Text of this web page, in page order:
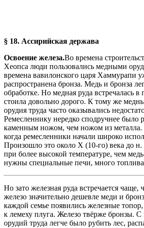
§ 18. Ассирийская держава
Освоение железа.Во времена
Хеопса люди пользовались медными
времена вавилонского царя Хаммурапи
распространена бронза. Медь и бронза
обработке. Но медная руда встречалась в
стоила довольно дорого. К тому же
орудия труда часто оказывались
Ремесленнику нередко сподручнее было
каменным ножом, чем ножом из металла.
когда ремесленники начали широко
Произошло это около Х (10-го) века до н.
при более высокой температуре, чем
нужны специальные печи, много
Но зато железная руда встречается
железо значительно дешевле меди и
каждой семье появились железные
к лемеху плуга. Железо твёрже бронзы.
орудий труда легче было рубить лес,